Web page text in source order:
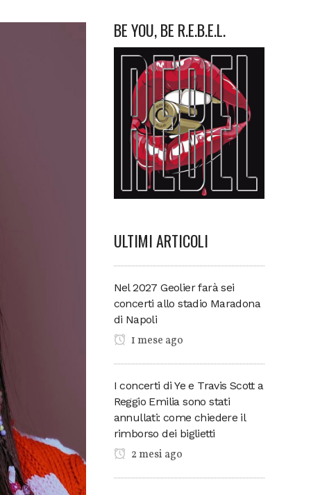
BE YOU, BE R.E.B.E.L.
ULTIMI ARTICOLI
Nel 2027 Geolier farà sei
concerti allo stadio Maradona
di Napoli
1 mese ago
I concerti di Ye e Travis Scott a
Reggio Emilia sono stati
annullati: come chiedere il
rimborso dei biglietti
2 mesi ago